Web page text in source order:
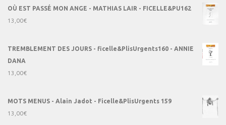
OÙ EST PASSÉ MON ANGE - MATHIAS LAIR - FICELLE&PU162
13,00€
TREMBLEMENT DES JOURS - ficelle&PlisUrgents160 - ANNIE
DANA
13,00€
MOTS MENUS - Alain Jadot - Ficelle&PlisUrgents 159
13,00€